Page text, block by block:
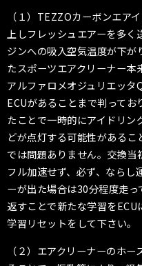
（１）TEZZOカーボンエア
上しフレッシュエアーを多く
ジンへの吸入空気温度が下が
たスポーツエアクリーナー本
アルファロメオジュリエッタ
ECUがあることまで判って
たことで一時的にアイドリン
どが点灯する可能性がある
では問題ありません。交換当
フル加速せず、必ず、ならし
ーが出た場合は30分程度走
返すことで新たな学習を
学習リセットをして下さい。
（２）エアクリーナーのホ